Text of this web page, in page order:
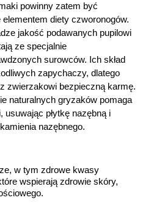
powinny zatem być
diety czworonogów.
jakość podawanych pupilowi
ze specjalnie
surowców. Ich skład
zapychaczy, dlatego
zwierzakowi bezpieczną karmę.
naturalnych gryzaków pomaga
płytkę nazębną i
nazębnego.
w tym zdrowe kwasy
wspierają zdrowie skóry,